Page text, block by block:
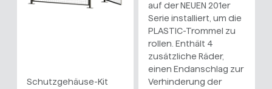
Schutzgehäuse-Kit
auf der NEUEN 201er
Serie installiert, um die
PLASTIC-Trommel zu
rollen. Enthält 4
zusätzliche Räder,
einen Endanschlag zur
Verhinderung der